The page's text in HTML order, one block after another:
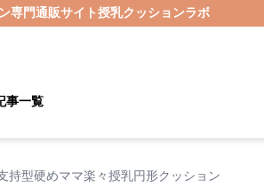
専門通販サイト授乳クッションラボ
事一覧
持型硬めママ楽々授乳円形クッション